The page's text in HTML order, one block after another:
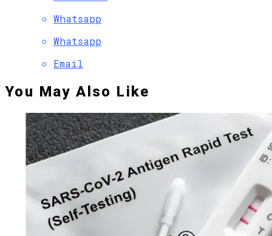
Whatsapp
Whatsapp
Email
You May Also Like